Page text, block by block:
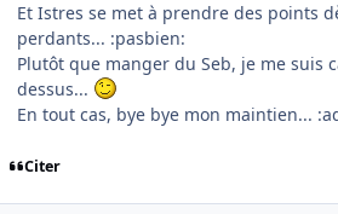
Et Istres se met à prendre des points
perdants... :pasbien:
Plutôt que manger du Seb, je me suis
dessus...
En tout cas, bye bye mon maintien...
Citer